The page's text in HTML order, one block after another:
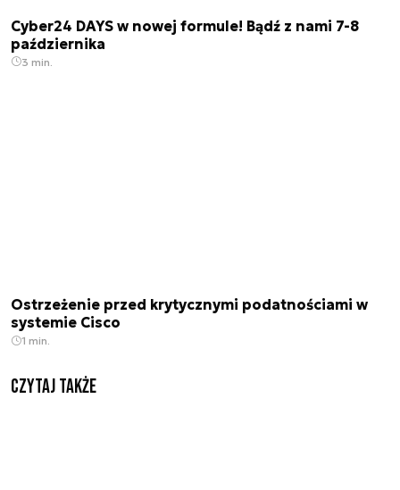
Cyber24 DAYS w nowej formule! Bądź z nami 7-8
października
3 min.
Ostrzeżenie przed krytycznymi podatnościami w
systemie Cisco
1 min.
Czytaj także